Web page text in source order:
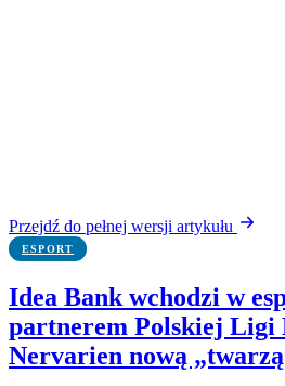
Przejdź do pełnej wersji artykułu
ESPORT
Idea Bank wchodzi w
partnerem Polskiej Ligi
Nervarien nową